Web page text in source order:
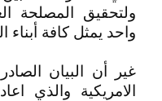
ولتحقيق المصلحة
واحد يمثل كافة
غير أن البيان
الامريكية والذي